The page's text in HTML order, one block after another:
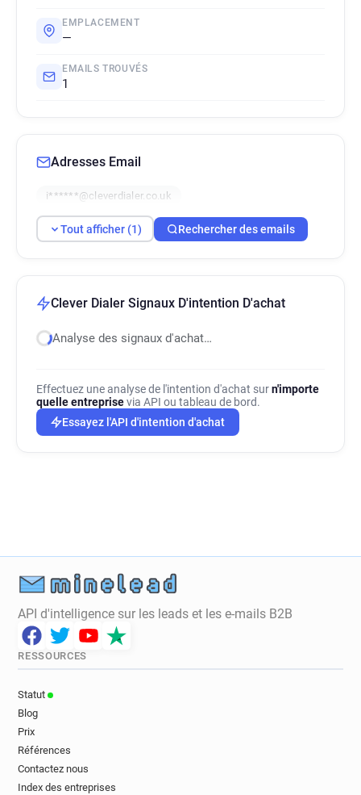
EMPLACEMENT
—
EMAILS TROUVÉS
1
Adresses Email
i******@cleverdialer.co.uk
Tout afficher (1) Rechercher des emails
Clever Dialer Signaux D'intention D'achat
Analyse des signaux d'achat…
Effectuez une analyse de l'intention d'achat surn'importe
quelle entreprisevia API ou tableau de bord.
Essayez l'API d'intention d'achat
API d'intelligence sur les leads et les e-mails B2B
RESSOURCES
Statut
Blog
Prix
Références
Contactez nous
Index des entreprises